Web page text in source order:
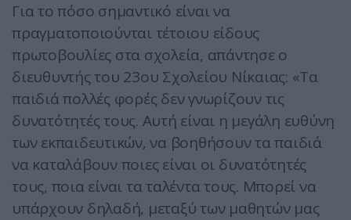
Για το πόσο σημαντικό είναι να
πραγματοποιούνται τέτοιου είδους
πρωτοβουλίες στα σχολεία, απάντησε ο
διευθυντής του 23ου Σχολείου Νίκαιας: «Τα
παιδιά πολλές φορές δεν γνωρίζουν τις
δυνατότητές τους. Αυτή είναι η μεγάλη ευθύνη
των εκπαιδευτικών, να βοηθήσουν τα παιδιά
να καταλάβουν ποιες είναι οι δυνατότητές
τους, ποια είναι τα ταλέντα τους. Μπορεί να
υπάρχουν δηλαδή, μεταξύ των μαθητών μας